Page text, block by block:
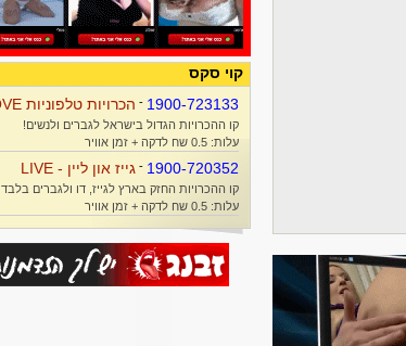
קוי סקס
1900-723133
- הכרויות טלפוניות FREE LOVE
קו ההכרויות הגדול בישראל לגברים ולנשים!
עלות: 0.5 שח לדקה + זמן אוויר
1900-720352
- גייז און ליין - LIVE
קו ההכרויות החזק בארץ לגייז, דו ולגברים בלבד
עלות: 0.5 שח לדקה + זמן אוויר